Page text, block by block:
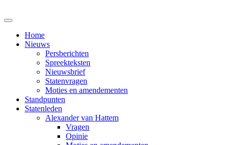
Home
Nieuws
Persberichten
Spreekteksten
Nieuwsbrief
Statenvragen
Moties en amendementen
Standpunten
Statenleden
Alexander van Hattem
Vragen
Opinie